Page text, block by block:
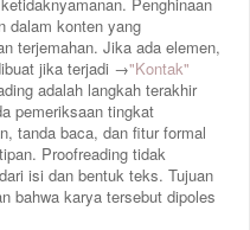
dalam konten yang
terjemahan. Jika ada elemen,
jika terjadi →"Kontak"
adalah langkah terakhir
pemeriksaan tingkat
tanda baca, dan fitur formal
Proofreading tidak
isi dan bentuk teks. Tujuan
bahwa karya tersebut dipoles